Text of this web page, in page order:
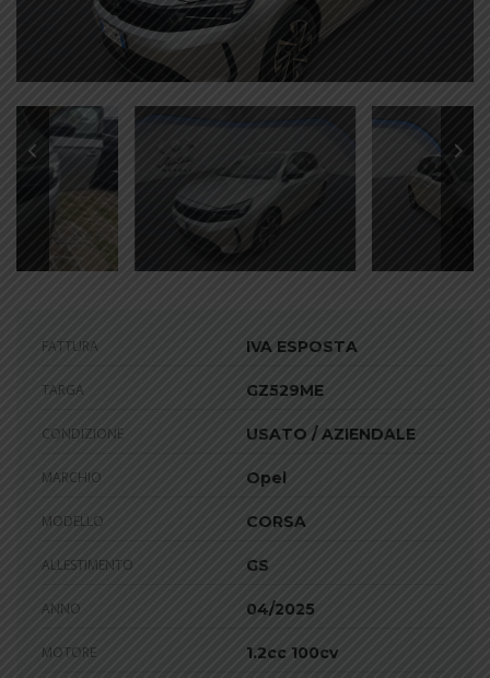
FATTURA IVA ESPOSTA
TARGA GZ529ME
CONDIZIONE USATO / AZIENDALE
MARCHIO Opel
MODELLO CORSA
ALLESTIMENTO GS
ANNO 04/2025
MOTORE 1.2cc 100cv